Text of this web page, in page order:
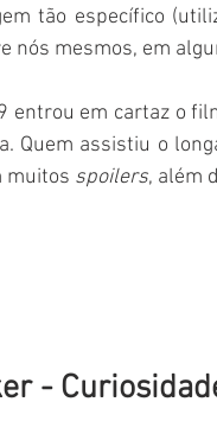
tão específico
nós mesmos, em
entrou em cartaz o
Quem assistiu o
muitos spoilers, além
-